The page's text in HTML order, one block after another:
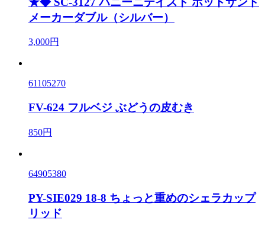
メーカーダブル（シルバー）
3,000円
61105270
FV-624 フルベジ ぶどうの皮むき
850円
64905380
PY-SIE029 18-8 ちょっと重めのシェラカップ
リッド